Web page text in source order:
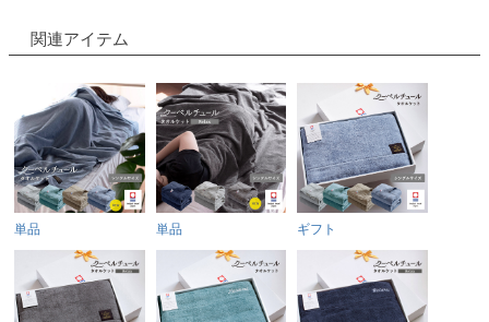
関連アイテム
単品 単品 ギフト